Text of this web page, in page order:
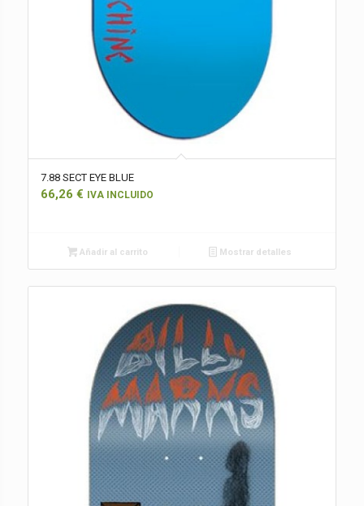
7.88 SECT EYE BLUE
66,26 € IVA INCLUIDO
Añadir al carrito Mostrar detalles